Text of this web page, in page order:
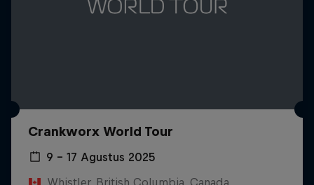
Crankworx World Tour
9 – 17 Agustus 2025
Whistler, British Columbia, Canada